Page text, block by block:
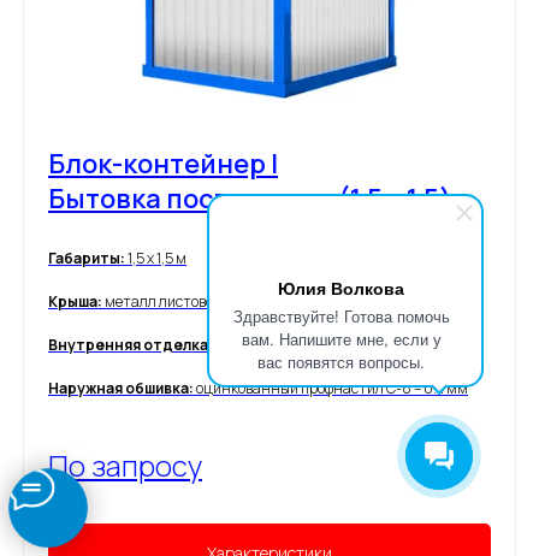
Юлия Волкова
Здравствуйте! Готова помочь
вам. Напишите мне, если у
вас появятся вопросы.
Блок-контейнер |
Бытовка пост охраны (1,5 x 1,5)
Габариты:1,5 х 1,5 м
Крыша: металл листовой с толщиной в 1.0 мм
Внутренняя отделка: вагонка хвоя, вагонка ПВХ, оргалит
Наружная обшивка:оцинкованный профнастил С-8 – 0.4 мм
По запросу